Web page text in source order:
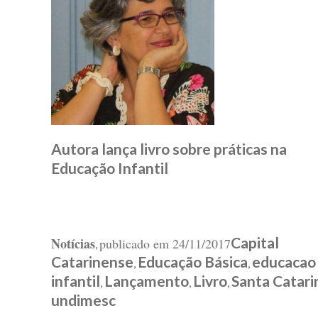
Autora lança livro sobre práticas na
Educação Infantil
Notícias publicado em 24/11/2017Capital
Catarinense Educação Básica educacao
infantil Lançamento Livro Santa
undimesc